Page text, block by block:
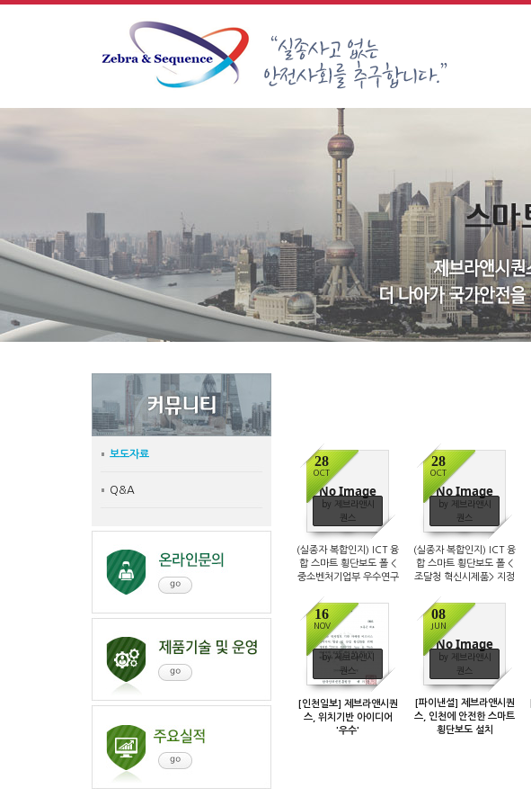
보도자료
Q&A No Image
28
OCT
by 제브라앤시
퀀스
(실종자 복합인지) ICT 융
합 스마트 횡단보도 폴 <
중소벤처기업부 우수연구
No Image
28
OCT
by 제브라앤시
퀀스
(실종자 복합인지) ICT 융
합 스마트 횡단보도 폴 <
조달청 혁신시제품> 지정
16
NOV
by 제브라앤시
퀀스
[인천일보] 제브라앤시퀀
스, 위치기반 아이디어
'우수'
No Image
08
JUN
by 제브라앤시
퀀스
[파이낸셜] 제브라앤시퀀
스, 인천에 안전한 스마트
횡단보도 설치